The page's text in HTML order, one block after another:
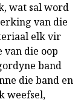
wat sal word
van die
elk vir
van die oop
band
die band en
weefsel,